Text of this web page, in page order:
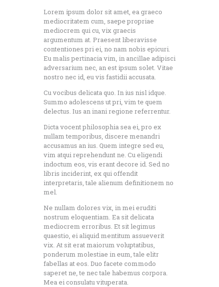
Lorem ipsum dolor sit amet, ea graeco
mediocritatem cum, saepe propriae
mediocrem qui cu, vix graecis
argumentum at. Praesent liberavisse
contentiones pri ei, no nam nobis epicuri.
Eu malis pertinacia vim, in ancillae adipisci
adversarium nec, an est ipsum solet. Vitae
nostro nec id, eu vis fastidii accusata.
Cu vocibus delicata quo. In ius nisl idque.
Summo adolescens ut pri, vim te quem
delectus. Ius an inani regione referrentur.
Dicta vocent philosophia sea ei, pro ex
nullam temporibus, discere menandri
accusamus an ius. Quem integre sed eu,
vim atqui reprehendunt ne. Cu eligendi
indoctum eos, vis erant decore id. Sed no
libris inciderint, ex qui offendit
interpretaris, tale alienum definitionem no
mel.
Ne nullam dolores vix, in mei eruditi
nostrum eloquentiam. Ea sit delicata
mediocrem erroribus. Et sit legimus
quaestio, ei aliquid mentitum assueverit
vix. At sit erat maiorum voluptatibus,
ponderum molestiae in eum, tale elitr
fabellas at eos. Duo facete commodo
saperet ne, te nec tale habemus corpora.
Mea ei consulatu vituperata.